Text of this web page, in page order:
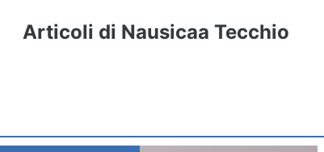
Articoli di Nausicaa Tecchio